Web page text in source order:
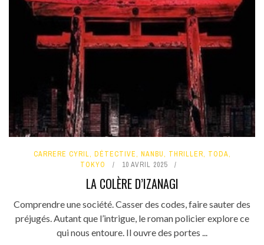
CARRERE CYRIL, DÉTECTIVE, NANBU, THRILLER, TODA,
TOKYO
10 AVRIL 2025
LA COLÈRE D’IZANAGI
Comprendre une société. Casser des codes, faire sauter des
préjugés. Autant que l’intrigue, le roman policier explore ce
qui nous entoure. Il ouvre des portes ...